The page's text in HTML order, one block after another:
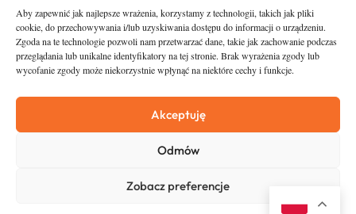
Aby zapewnić jak najlepsze wrażenia, korzystamy z technologii, takich jak pliki
cookie, do przechowywania i/lub uzyskiwania dostępu do informacji o urządzeniu.
Zgoda na te technologie pozwoli nam przetwarzać dane, takie jak zachowanie podczas
przeglądania lub unikalne identyfikatory na tej stronie. Brak wyrażenia zgody lub
wycofanie zgody może niekorzystnie wpłynąć na niektóre cechy i funkcje.
Akceptuję
Odmów
Zobacz preferencje
Asfalt
O nas
Zostań Patronem
Kontakt